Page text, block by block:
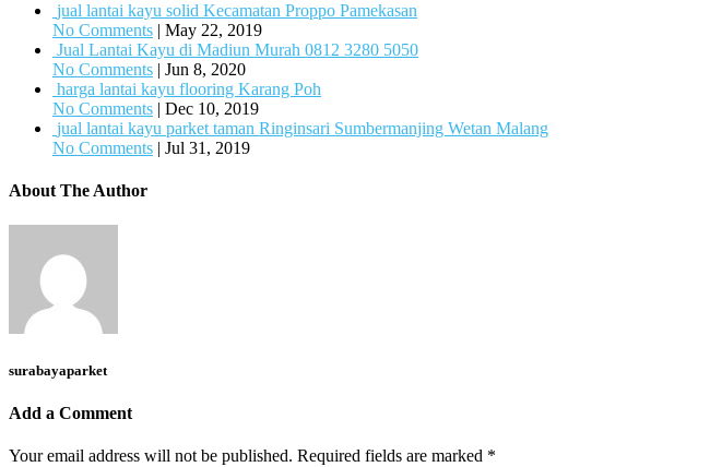
jual lantai kayu solid Kecamatan Proppo Pamekasan
No Comments | May 22, 2019
Jual Lantai Kayu di Madiun Murah 0812 3280 5050
No Comments | Jun 8, 2020
harga lantai kayu flooring Karang Poh
No Comments | Dec 10, 2019
jual lantai kayu parket taman Ringinsari Sumbermanjing Wetan Malang
No Comments | Jul 31, 2019
About The Author
surabayaparket
Add a Comment
Your email address will not be published. Required fields are marked *